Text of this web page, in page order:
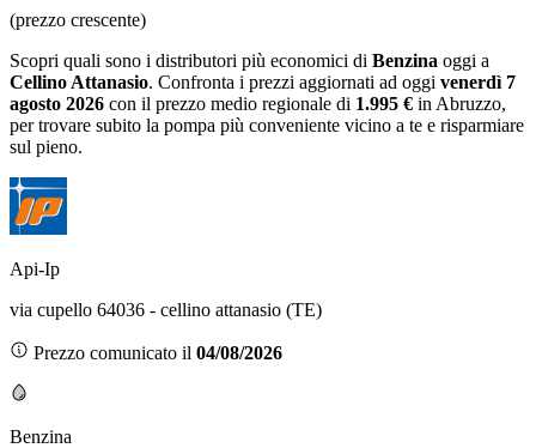
(prezzo crescente)
Scopri quali sono i distributori più economici di Benzina oggi a
Cellino Attanasio. Confronta i prezzi aggiornati ad oggi venerdì 7
agosto 2026 con il prezzo medio regionale di 1.995 € in Abruzzo,
per trovare subito la pompa più conveniente vicino a te e risparmiare
sul pieno.
Api-Ip
via cupello 64036 - cellino attanasio (TE)
Prezzo comunicato il 04/08/2026
Benzina